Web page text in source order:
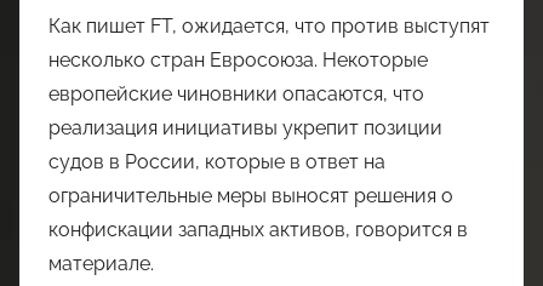
Как пишет FT, ожидается, что против выступят
несколько стран Евросоюза. Некоторые
европейские чиновники опасаются, что
реализация инициативы укрепит позиции
судов в России, которые в ответ на
ограничительные меры выносят решения о
конфискации западных активов, говорится в
материале.